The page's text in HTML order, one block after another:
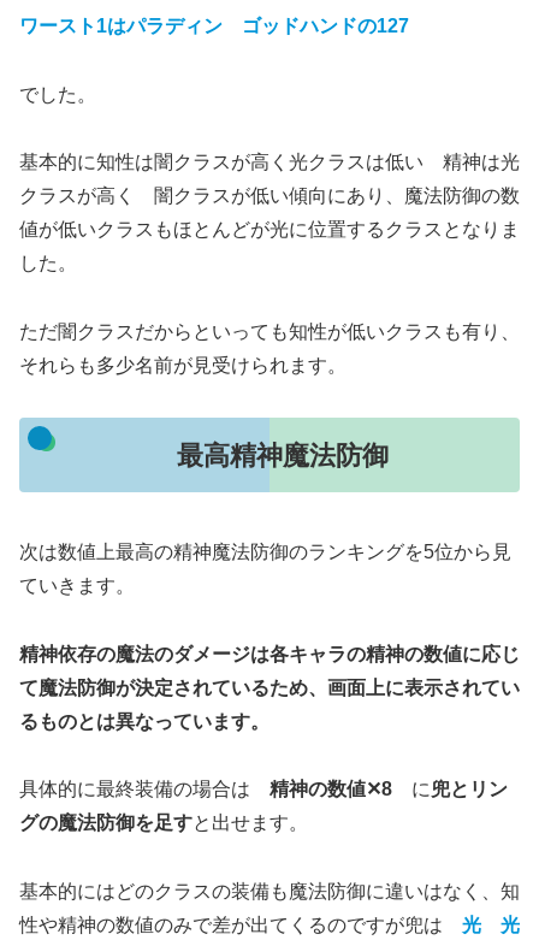
ワースト1はパラディン ゴッドハンドの127
でした。
基本的に知性は闇クラスが高く光クラスは低い 精神は光
クラスが高く 闇クラスが低い傾向にあり、魔法防御の数
値が低いクラスもほとんどが光に位置するクラスとなりま
した。
ただ闇クラスだからといっても知性が低いクラスも有り、
それらも多少名前が見受けられます。
最高精神魔法防御
次は数値上最高の精神魔法防御のランキングを5位から見
ていきます。
精神依存の魔法のダメージは各キャラの精神の数値に応じ
て魔法防御が決定されているため、画面上に表示されてい
るものとは異なっています。
具体的に最終装備の場合は 精神の数値✕8 に兜とリン
グの魔法防御を足すと出せます。
基本的にはどのクラスの装備も魔法防御に違いはなく、知
性や精神の数値のみで差が出てくるのですが兜は 光 光